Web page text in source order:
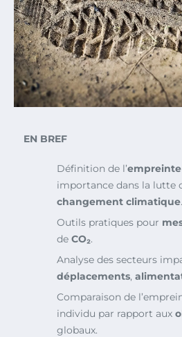
EN BREF
Définition de l’
importance dans la lutte
changement climatique.
Outils pratiques pour
de CO₂.
Analyse des secteurs
déplacements,
Comparaison de
individu par rapport aux
globaux.